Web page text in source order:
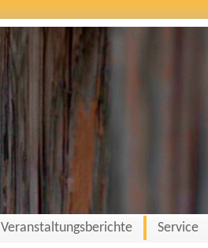
Veranstaltungsberichte Service